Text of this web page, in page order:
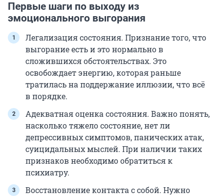
Первые шаги по выходу из
эмоционального выгорания
Легализация состояния. Признание того, что
выгорание есть и это нормально в
сложившихся обстоятельствах. Это
освобождает энергию, которая раньше
тратилась на поддержание иллюзии, что всё
в порядке.
Адекватная оценка состояния. Важно понять,
насколько тяжело состояние, нет ли
депрессивных симптомов, панических атак,
суицидальных мыслей. При наличии таких
признаков необходимо обратиться к
психиатру.
Восстановление контакта с собой. Нужно